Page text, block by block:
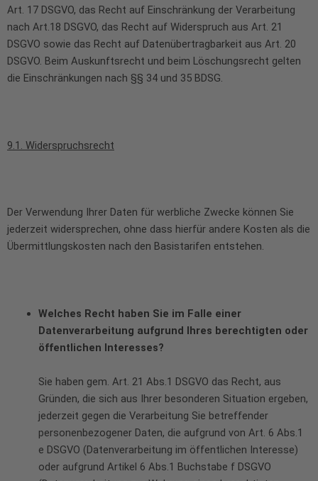
Art. 17 DSGVO, das Recht auf Einschränkung der Verarbeitung
nach Art.18 DSGVO, das Recht auf Widerspruch aus Art. 21
DSGVO sowie das Recht auf Datenübertragbarkeit aus Art. 20
DSGVO. Beim Auskunftsrecht und beim Löschungsrecht gelten
die Einschränkungen nach §§ 34 und 35 BDSG.
9.1. Widerspruchsrecht
Der Verwendung Ihrer Daten für werbliche Zwecke können Sie
jederzeit widersprechen, ohne dass hierfür andere Kosten als die
Übermittlungskosten nach den Basistarifen entstehen.
Welches Recht haben Sie im Falle einer
Datenverarbeitung aufgrund Ihres berechtigten oder
öffentlichen Interesses?
Sie haben gem. Art. 21 Abs.1 DSGVO das Recht, aus
Gründen, die sich aus Ihrer besonderen Situation ergeben,
jederzeit gegen die Verarbeitung Sie betreffender
personenbezogener Daten, die aufgrund von Art. 6 Abs.1
e DSGVO (Datenverarbeitung im öffentlichen Interesse)
oder aufgrund Artikel 6 Abs.1 Buchstabe f DSGVO